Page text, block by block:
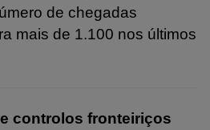
de chegadas
mais de 1.100 nos últimos
controlos fronteiriços